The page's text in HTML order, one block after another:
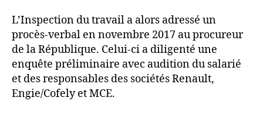
L’Inspection du travail a alors adressé un
procès-verbal en novembre 2017 au procureur
de la République. Celui-ci a diligenté une
enquête préliminaire avec audition du salarié
et des responsables des sociétés Renault,
Engie/Cofely et MCE.